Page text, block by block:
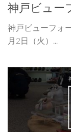
神戸ビュー
神戸ビューフォ
月2日（火）...